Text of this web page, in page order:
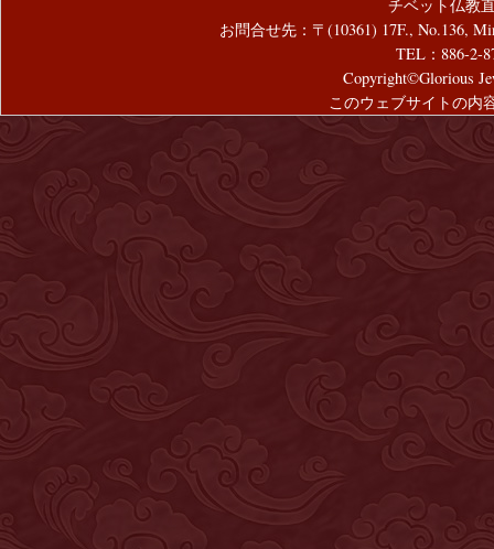
チベット仏教
お問合せ先：〒(10361) 17F., No.136,
TEL：886-2-
Copyright©Glorious
このウェブサイトの内